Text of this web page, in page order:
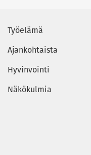
Työelämä
Ajankohtaista
Hyvinvointi
Näkökulmia